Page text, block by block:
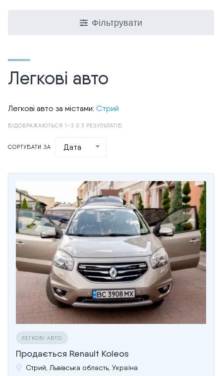
Фільтрувати
Легкові авто
Легкові авто за містами: Стрий
ВІДОБРАЖАЮТЬСЯ 1-3 З 3 РЕЗУЛЬТАТІВ
СОРТУВАТИ ЗА Дата
ЛЕГКОВІ АВТО
Продається Renault Koleos
Стрий, Львівська область, Україна